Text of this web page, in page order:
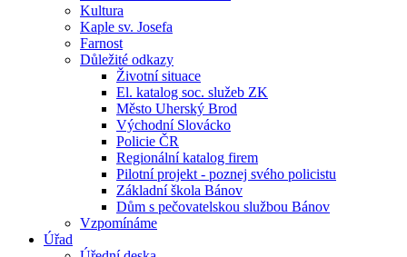
Kultura
Kaple sv. Josefa
Farnost
Důležité odkazy
Životní situace
El. katalog soc. služeb ZK
Město Uherský Brod
Východní Slovácko
Policie ČR
Regionální katalog firem
Pilotní projekt - poznej svého policistu
Základní škola Bánov
Dům s pečovatelskou službou Bánov
Vzpomínáme
Úřad